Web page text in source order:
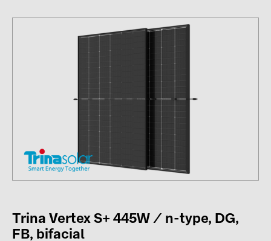
KATEGORIJAS
Invertori (105)
Trina Vertex S+ 445W / n-type, DG,
FB, bifacial